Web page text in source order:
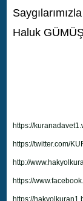
Saygılarımızla
Haluk
https://
https://twitter.com/
http://
https://
https://